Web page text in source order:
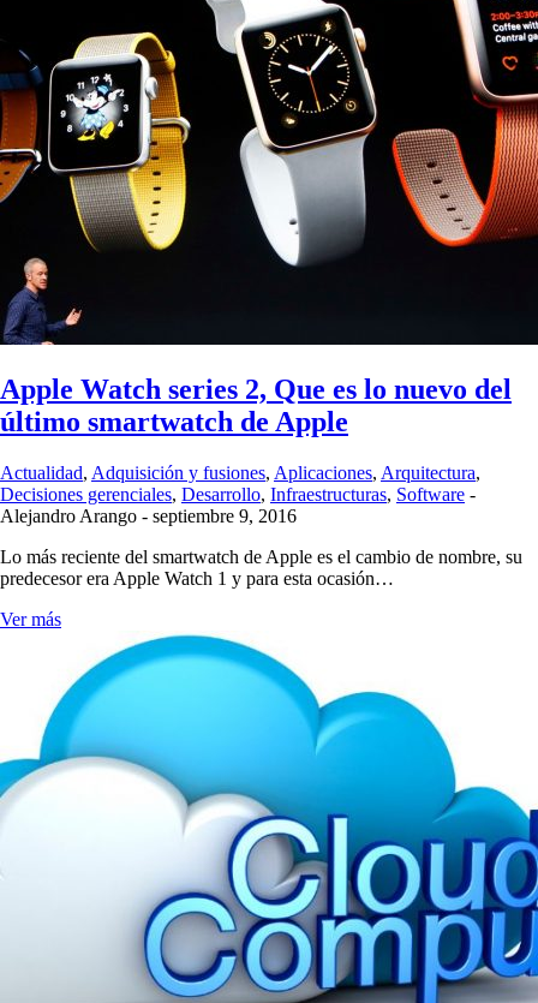
Apple Watch series 2, Que es lo nuevo del
último smartwatch de Apple
Actualidad, Adquisición y fusiones, Aplicaciones, Arquitectura,
Decisiones gerenciales, Desarrollo, Infraestructuras, Software -
Alejandro Arango - septiembre 9, 2016
Lo más reciente del smartwatch de Apple es el cambio de nombre, su
predecesor era Apple Watch 1 y para esta ocasión…
Ver más